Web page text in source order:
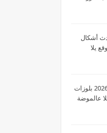
2025 أحدث أشكال
2026 - موقع يلا
صور بلوزات اطفال 2026 بلوزات
عالموضة